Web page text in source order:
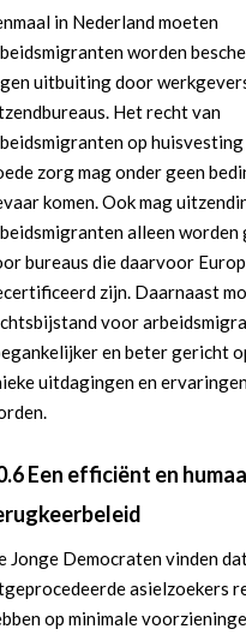
in Nederland moeten
worden
uitbuiting door
Het recht van
op huisvesting
zorg mag onder geen
komen. Ook mag
alleen worden
bureaus die daarvoor
zijn. Daarnaast
voor
en beter gericht
uitdagingen en
Een efficiënt en
Jonge Democraten vinden
asielzoekers
op minimale